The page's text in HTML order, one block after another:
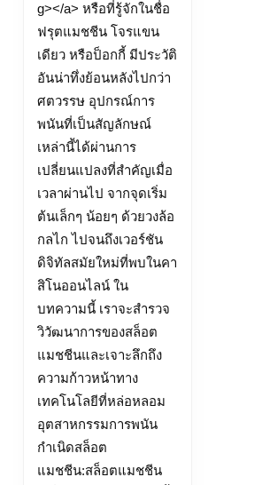
g></a> หรือที่รู้จักในชื่อ
ฟรุตแมชชีน โจรแขน
เดียว หรือป็อกกี้ มีประวัติ
อันน่าทึ่งย้อนหลังไปกว่า
ศตวรรษ อุปกรณ์การ
พนันที่เป็นสัญลักษณ์
เหล่านี้ได้ผ่านการ
เปลี่ยนแปลงที่สำคัญเมื่อ
เวลาผ่านไป จากจุดเริ่ม
ต้นเล็กๆ น้อยๆ ด้วยวงล้อ
กลไก ไปจนถึงเวอร์ชัน
ดิจิทัลสมัยใหม่ที่พบในคา
สิโนออนไลน์ ใน
บทความนี้ เราจะสำรวจ
วิวัฒนาการของสล็อต
แมชชีนและเจาะลึกถึง
ความก้าวหน้าทาง
เทคโนโลยีที่หล่อหลอม
อุตสาหกรรมการพนัน
กำเนิดสล็อต
แมชชีน:สล็อตแมชชีน